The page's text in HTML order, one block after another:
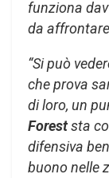
funziona
da
“Si può
che prova
di loro, un
Foreststa
difensiva
buono nelle